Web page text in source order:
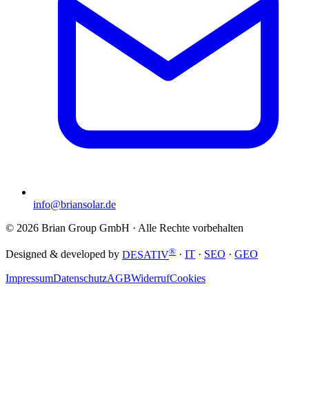
info@briansolar.de
© 2026 Brian Group GmbH · Alle Rechte vorbehalten
Designed & developed by DESATIV® · IT · SEO · GEO
ImpressumDatenschutzAGBWiderrufCookies